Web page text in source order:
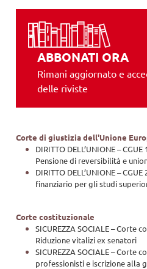
ABBONATI ORA
Rimani aggiornato e
delle riviste
Corte di giustizia dell'Unione
DIRITTO DELL’UNIONE –
Pensione di reversibilità e
DIRITTO DELL’UNIONE –
finanziario per gli studi
Corte costituzionale
SICUREZZA SOCIALE – Corte
Riduzione vitalizi ex senatori
SICUREZZA SOCIALE – Corte
professionisti e iscrizione alla